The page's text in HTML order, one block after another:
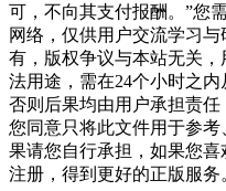
可，不向其支付报酬。”您
网络，仅供用户交流学习
有，版权争议与本站无关
法用途，需在24个小时之
否则后果均由用户承担责
您同意只将此文件用于参
果请您自行承担，如果您
注册，得到更好的正版服务